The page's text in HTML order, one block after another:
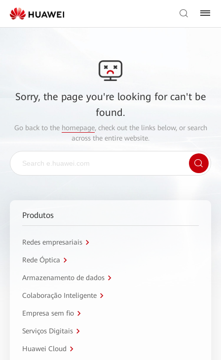
Sorry, the page you're looking for can't be
found.
Go back to the homepage, check out the links below, or search
across the entire website.
Produtos
Redes empresariais
Rede Óptica
Armazenamento de dados
Colaboração Inteligente
Empresa sem fio
Serviços Digitais
Huawei Cloud